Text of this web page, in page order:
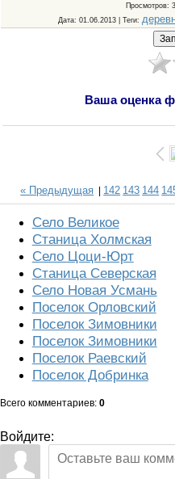
Просмотров:
Дата: 01.06.2013 | Теги:
Ваша оценка
« Предыдущая | 142 143 144
Село Великое
Станица Холмская
Село Цоци-Юрт
Станица Северская
Село Новая Усмань
Поселок Орловский
Поселок Зимовники
Поселок Зимовники
Поселок Раевский
Поселок Добринка
Всего комментариев: 0
Войдите: